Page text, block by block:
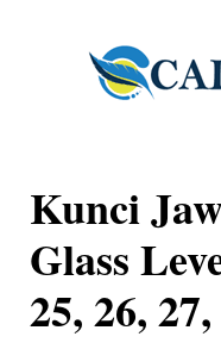
Kunci
Glass
25, 26,